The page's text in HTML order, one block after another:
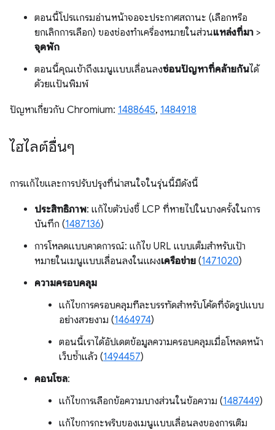
ตอนนี้โปรแกรมอ่านหน้าจอจะประกาศสถานะ (เลือกหรือ
ยกเลิกการเลือก) ของช่องทำเครื่องหมายในส่วนแหล่งที่มา >
จุดพัก
ตอนนี้คุณเข้าถึงเมนูแบบเลื่อนลงซ่อนปัญหาที่คล้ายกันได้
ด้วยแป้นพิมพ์
ปัญหาเกี่ยวกับ Chromium: 1488645, 1484918
ไฮไลต์อื่นๆ
การแก้ไขและการปรับปรุงที่น่าสนใจในรุ่นนี้มีดังนี้
ประสิทธิภาพ: แก้ไขตัวบ่งชี้ LCP ที่หายไปในบางครั้งในการ
บันทึก (1487136)
การโหลดแบบคาดการณ์: แก้ไข URL แบบเต็มสำหรับเป้า
หมายในเมนูแบบเลื่อนลงในแผงเครือข่าย (1471020)
ความครอบคลุม
แก้ไขการครอบคลุมทีละบรรทัดสำหรับโค้ดที่จัดรูปแบบ
อย่างสวยงาม (1464974)
ตอนนี้เราได้อัปเดตข้อมูลความครอบคลุมเมื่อโหลดหน้า
เว็บซ้ำแล้ว (1494457)
คอนโซล:
แก้ไขการเลือกข้อความบางส่วนในข้อความ (1487449)
แก้ไขการกะพริบของเมนูแบบเลื่อนลงของการเติม